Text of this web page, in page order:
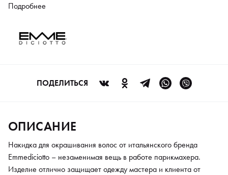
осветляющих составов, химических красок и состриженных
Модель оснащена удобной системой фиксации. Материал
изготовления – прочный и износостойкий полиэтилен, который
логотип бренда.
Подробнее
ПОДЕЛИТЬСЯ
ОПИСАНИЕ
Накидка для окрашивания волос от итальянского бренда
Emmediciotto – незаменимая вещь в работе парикмахера.
Изделие отлично защищает одежду мастера и клиента от